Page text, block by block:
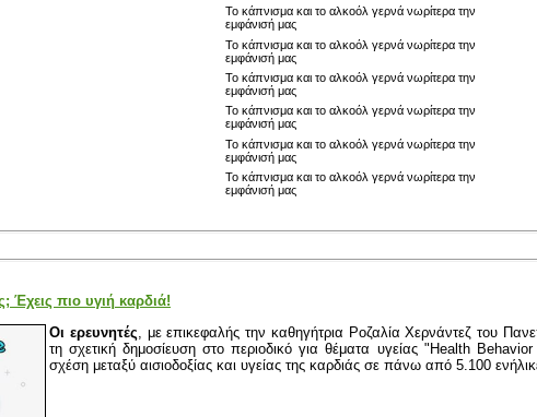
Το κάπνισμα και το αλκοόλ γερνά νωρίτερα την
εμφάνισή μας
Το κάπνισμα και το αλκοόλ γερνά νωρίτερα την
εμφάνισή μας
Το κάπνισμα και το αλκοόλ γερνά νωρίτερα την
εμφάνισή μας
Το κάπνισμα και το αλκοόλ γερνά νωρίτερα την
εμφάνισή μας
Το κάπνισμα και το αλκοόλ γερνά νωρίτερα την
εμφάνισή μας
Το κάπνισμα και το αλκοόλ γερνά νωρίτερα την
εμφάνισή μας
Έχεις πιο υγιή καρδιά!
Οι ερευνητές , με επικεφαλής την καθηγήτρια Ροζαλία Χερνάντεζ του
τη σχετική δημοσίευση στο περιοδικό για θέματα υγείας "Health
σχέση μεταξύ αισιοδοξίας και υγείας της καρδιάς σε πάνω από 5.100